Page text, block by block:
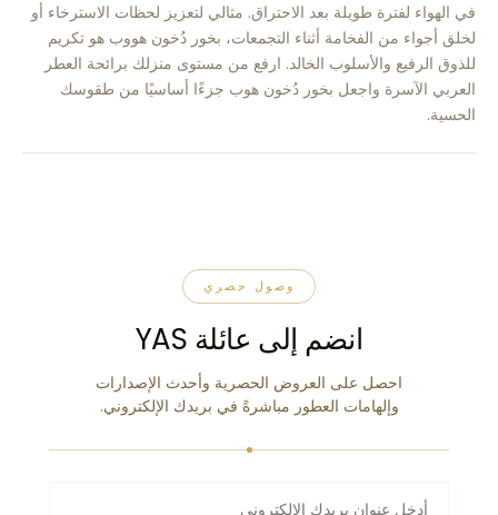
في الهواء لفترة طويلة بعد الاحتراق. مثالي لتعزيز لحظات الاسترخاء أو
لخلق أجواء من الفخامة أثناء التجمعات، بخور دُخون هووب هو تكريم
للذوق الرفيع والأسلوب الخالد. ارفع من مستوى منزلك برائحة العطر
العربي الآسرة واجعل بخور دُخون هوب جزءًا أساسيًا من طقوسك
الحسية.
وصول حصري
انضم إلى عائلة YAS
احصل على العروض الحصرية وأحدث الإصدارات
وإلهامات العطور مباشرةً في بريدك الإلكتروني.